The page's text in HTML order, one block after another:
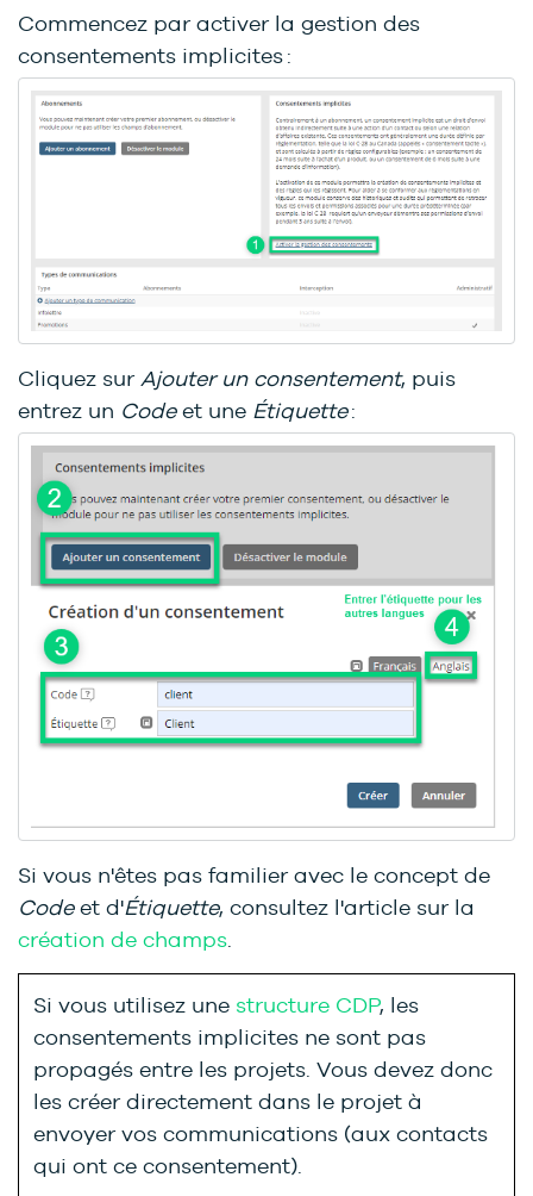
Commencez par activer la gestion des
consentements implicites :
Cliquez sur Ajouter un consentement, puis
entrez un Codeet une Étiquette:
Si vous n'êtes pas familier avec le concept de
Codeet d'Étiquette, consultez l'article sur la
création de champs
Si vous utilisez une structure CDP, les
consentements implicites ne sont pas
propagés entre les projets. Vous devez donc
les créer directement dans le projet à
envoyer vos communications (aux contacts
qui ont ce consentement).